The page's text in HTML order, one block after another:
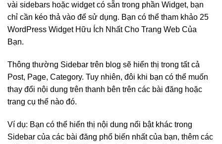
vài sidebars hoặc widget có sẵn trong phần Widget, bạn
chỉ cần kéo thả vào để sử dụng. Bạn có thể tham khảo 25
WordPress Widget Hữu Ích Nhất Cho Trang Web Của
Bạn.
Thông thường Sidebar trên blog sẽ hiển thị trong tất cả
Post, Page, Category. Tuy nhiên, đôi khi bạn có thể muốn
thay đổi nội dung trên thanh bên trên các bài đăng hoặc
trang cụ thể nào đó.
Ví dụ: Bạn có thể hiển thị nội dung nổi bật khác trong
Sidebar của các bài đăng phổ biến nhất của bạn, thêm các